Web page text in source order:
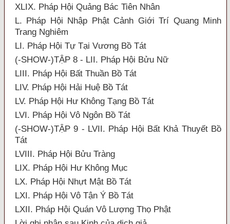
XLIX. Pháp Hội Quảng Bác Tiên Nhân
L. Pháp Hội Nhập Phật Cảnh Giới Trí Quang Minh
Trang Nghiêm
LI. Pháp Hội Tự Tại Vương Bồ Tát
(-SHOW-)TẬP 8 - LII. Pháp Hội Bửu Nữ
LIII. Pháp Hội Bất Thuần Bồ Tát
LIV. Pháp Hội Hải Huệ Bồ Tát
LV. Pháp Hội Hư Không Tạng Bồ Tát
LVI. Pháp Hội Vô Ngôn Bồ Tát
(-SHOW-)TẬP 9 - LVII. Pháp Hội Bất Khả Thuyết Bồ
Tát
LVIII. Pháp Hội Bửu Tràng
LIX. Pháp Hội Hư Không Mục
LX. Pháp Hội Nhựt Mật Bồ Tát
LXI. Pháp Hội Vô Tận Ý Bồ Tát
LXII. Pháp Hội Quán Vô Lượng Thọ Phật